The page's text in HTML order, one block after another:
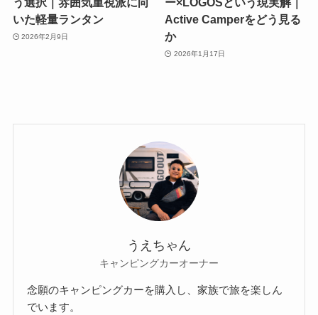
いた軽量ランタン
2026年2月9日
Active Camperをどう見る
か
2026年1月17日
うえちゃん
キャンピングカーオーナー
念願のキャンピングカーを購入し、家族で旅を楽しん
でいます。